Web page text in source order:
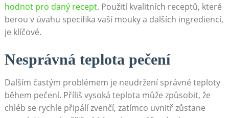
hodnot pro daný ⁢recept.⁣ Použití kvalitních receptů, které
berou v úvahu ⁢specifika ⁤vaší mouky a ⁣dalších ingrediencí,
je klíčové.
Nesprávná teplota pečení
Dalším častým ​problémem je ⁤neudržení správné ⁢teploty
během pečení.⁢ Příliš vysoká teplota může způsobit, že
chléb se ​rychle připálí zvenčí, zatímco uvnitř zůstane